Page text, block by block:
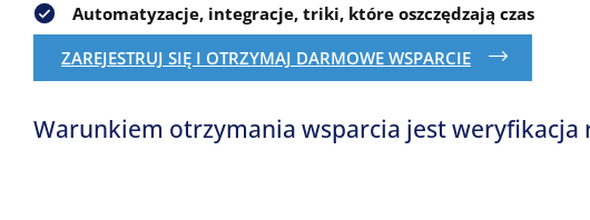
Automatyzacje, integracje, triki, które oszczędzają czas
ZAREJESTRUJ SIĘ I OTRZYMAJ DARMOWE WSPARCIE
Warunkiem otrzymania wsparcia jest weryfikacja